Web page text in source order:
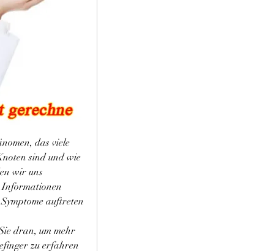
das viele
sind und wie
wir uns
Informationen
auftreten
dran, um mehr
zu erfahren